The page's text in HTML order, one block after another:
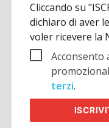
Cliccando su
dichiaro di aver
voler ricevere la
Acconsento
terzi.